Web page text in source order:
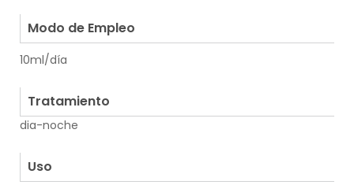
Modo de Empleo
10ml/día
Tratamiento
dia-noche
Uso